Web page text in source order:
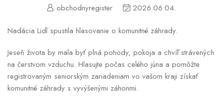
obchodnyregister 2026.06.04.
Nadácia Lidl spustila hlasovanie o komunitné záhrady.
Jeseň života by mala byť plná pohody, pokoja a chvíľ strávených
na čerstvom vzduchu. Hlasujte počas celého júna a pomôžte
registrovaným seniorským zariadeniam vo vašom kraji získať
komunitné záhrady s vyvýšenými záhonmi.